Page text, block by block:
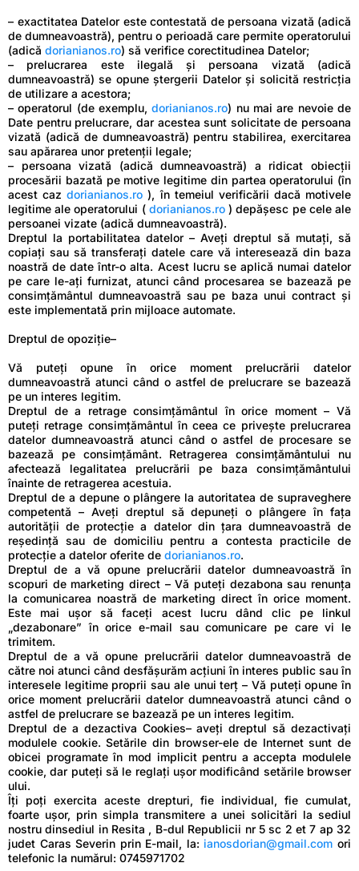
– exactitatea Datelor este contestată de persoana vizată (adică
de dumneavoastră), pentru o perioadă care permite operatorului
(adică dorianianos.ro) să verifice corectitudinea Datelor;
– prelucrarea este ilegală și persoana vizată (adică
dumneavoastră) se opune ștergerii Datelor și solicită restricția
de utilizare a acestora;
– operatorul (de exemplu,dorianianos.ro) nu mai are nevoie de
Date pentru prelucrare, dar acestea sunt solicitate de persoana
vizată (adică de dumneavoastră) pentru stabilirea, exercitarea
sau apărarea unor pretenții legale;
– persoana vizată (adică dumneavoastră) a ridicat obiecții
procesării bazată pe motive legitime din partea operatorului (în
acest cazdorianianos.ro ), în temeiul verificării dacă motivele
legitime ale operatorului ( dorianianos.ro) depășesc pe cele ale
persoanei vizate (adică dumneavoastră).
Dreptul la portabilitatea datelor – Aveți dreptul să mutați, să
copiați sau să transferați datele care vă interesează din baza
noastră de date într-o alta. Acest lucru se aplică numai datelor
pe care le-ați furnizat, atunci când procesarea se bazează pe
consimțământul dumneavoastră sau pe baza unui contract și
este implementată prin mijloace automate.
Dreptul de opoziție–
Vă puteți opune în orice moment prelucrării datelor
dumneavoastră atunci când o astfel de prelucrare se bazează
pe un interes legitim.
Dreptul de a retrage consimțământul în orice moment – Vă
puteți retrage consimțământul în ceea ce privește prelucrarea
datelor dumneavoastră atunci când o astfel de procesare se
bazează pe consimțământ. Retragerea consimțământului nu
afectează legalitatea prelucrării pe baza consimțământului
înainte de retragerea acestuia.
Dreptul de a depune o plângere la autoritatea de supraveghere
competentă – Aveți dreptul să depuneți o plângere în fața
autorității de protecție a datelor din țara dumneavoastră de
reședință sau de domiciliu pentru a contesta practicile de
protecție a datelor oferite de dorianianos.ro.
Dreptul de a vă opune prelucrării datelor dumneavoastră în
scopuri de marketing direct – Vă puteți dezabona sau renunța
la comunicarea noastră de marketing direct în orice moment.
Este mai ușor să faceți acest lucru dând clic pe linkul
„dezabonare” în orice e-mail sau comunicare pe care vi le
trimitem.
Dreptul de a vă opune prelucrării datelor dumneavoastră de
către noi atunci când desfășurăm acțiuni în interes public sau în
interesele legitime proprii sau ale unui terț – Vă puteți opune în
orice moment prelucrării datelor dumneavoastră atunci când o
astfel de prelucrare se bazează pe un interes legitim.
Dreptul de a dezactiva Cookies– aveți dreptul să dezactivați
modulele cookie. Setările din browser-ele de Internet sunt de
obicei programate în mod implicit pentru a accepta modulele
cookie, dar puteți să le reglați ușor modificând setările browser
ului.
Îţi poţi exercita aceste drepturi, fie individual, fie cumulat,
foarte uşor, prin simpla transmitere a unei solicitări la sediul
nostru dinsediul in Resita , B-dul Republicii nr 5 sc 2 et 7 ap 32
judet Caras Severin prin E-mail, la: ianosdorian@gmail.com ori
telefonic la numărul: 0745971702